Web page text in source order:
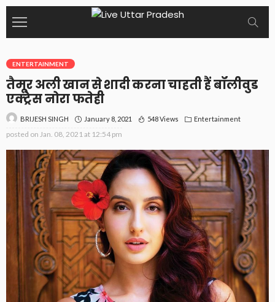
ENTERTAINMENT
तैमूर अली खान से शादी करना चाहती हैं बॉलीवुड
एक्ट्रेस नोरा फतेही
BRIJESH SINGH January 8, 2021 548 Views Entertainment
posted on Jan. 08, 2021 at 12:54 pm